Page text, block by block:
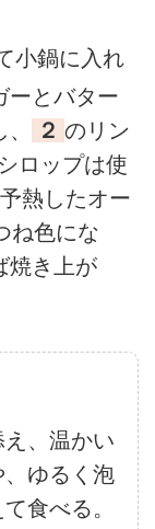
小鍋に入れ
ーとバター
２ のリン
ロップは使
熱したオー
ね色にな
焼き上が
、温かい
ゆるく泡
食べる。